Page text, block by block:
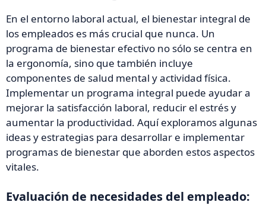
En el entorno laboral actual, el bienestar integral de
los empleados es más crucial que nunca. Un
programa de bienestar efectivo no sólo se centra en
la ergonomía, sino que también incluye
componentes de salud mental y actividad física.
Implementar un programa integral puede ayudar a
mejorar la satisfacción laboral, reducir el estrés y
aumentar la productividad. Aquí exploramos algunas
ideas y estrategias para desarrollar e implementar
programas de bienestar que aborden estos aspectos
vitales.
Evaluación de necesidades del empleado: